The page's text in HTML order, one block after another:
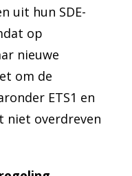
uit hun SDE-
op
nieuwe
om de
ETS1 en
niet overdreven